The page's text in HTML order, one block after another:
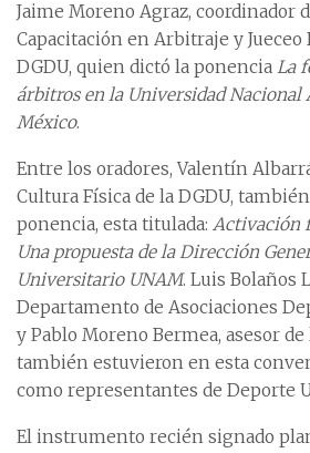
Jaime Moreno Agraz, coordinador
Capacitación en Arbitraje y
DGDU, quien dictó la ponencia La
árbitros en la Universidad Nacional
México.
Entre los oradores, Valentín
Cultura Física de la DGDU,
ponencia, esta titulada: Activación
Una propuesta de la Dirección
Universitario UNAM. Luis Bolaños
Departamento de Asociaciones
y Pablo Moreno Bermea, asesor
también estuvieron en esta
como representantes de Deporte
El instrumento recién signado